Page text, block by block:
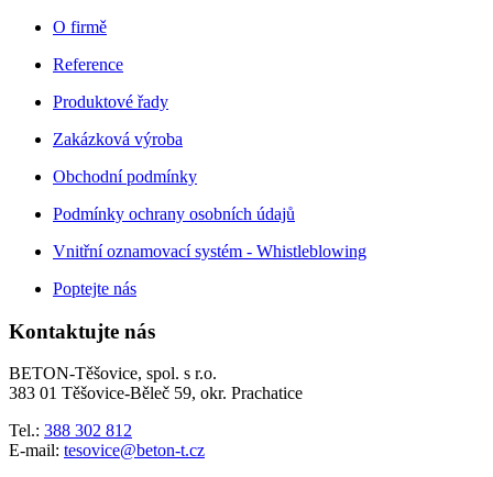
O firmě
Reference
Produktové řady
Zakázková výroba
Obchodní podmínky
Podmínky ochrany osobních údajů
Vnitřní oznamovací systém - Whistleblowing
Poptejte nás
Kontaktujte nás
BETON-Těšovice, spol. s r.o.
383 01 Těšovice-Běleč 59, okr. Prachatice
Tel.: 388 302 812
E-mail: tesovice@beton-t.cz